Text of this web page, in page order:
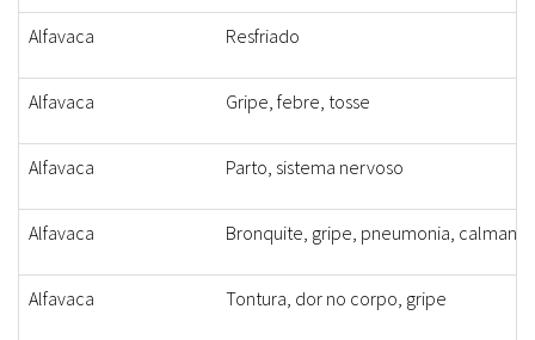
Alfavaca Resfriado
Alfavaca Gripe, febre, tosse
Alfavaca Parto, sistema nervoso
Alfavaca Bronquite, gripe, pneumonia, calmante
Alfavaca Tontura, dor no corpo, gripe